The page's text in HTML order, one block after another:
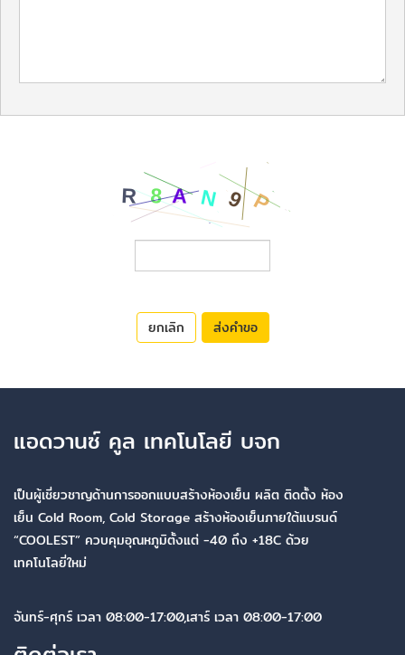
ยกเลิก ส่งคำขอ
แอดวานซ์ คูล เทคโนโลยี บจก
เป็นผู้เชี่ยวชาญด้านการออกแบบสร้างห้องเย็น ผลิต ติดตั้ง ห้อง
เย็น Cold Room, Cold Storage สร้างห้องเย็นภายใต้แบรนด์
“COOLEST” ควบคุมอุณหภูมิตั้งแต่ -40 ถึง +18C ด้วย
เทคโนโลยี่ใหม่
จันทร์-ศุกร์ เวลา 08:00-17:00,เสาร์ เวลา 08:00-17:00